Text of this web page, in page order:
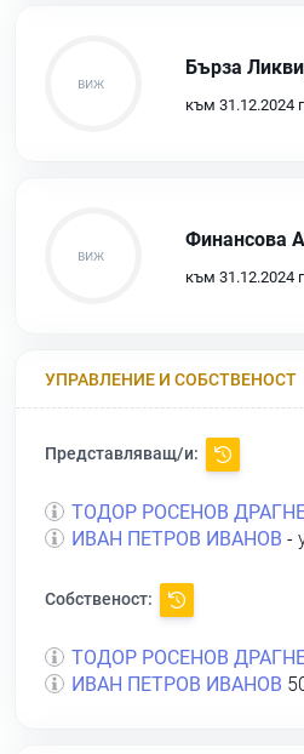
Бърза
към 31.12.2024
Финансова
към 31.12.2024
УПРАВЛЕНИЕ И СОБСТВЕНОСТ
Представляващ/и:
ТОДОР РОСЕНОВ
ИВАН ПЕТРОВ ИВАНОВ -
Собственост:
ТОДОР РОСЕНОВ
ИВАН ПЕТРОВ ИВАНОВ